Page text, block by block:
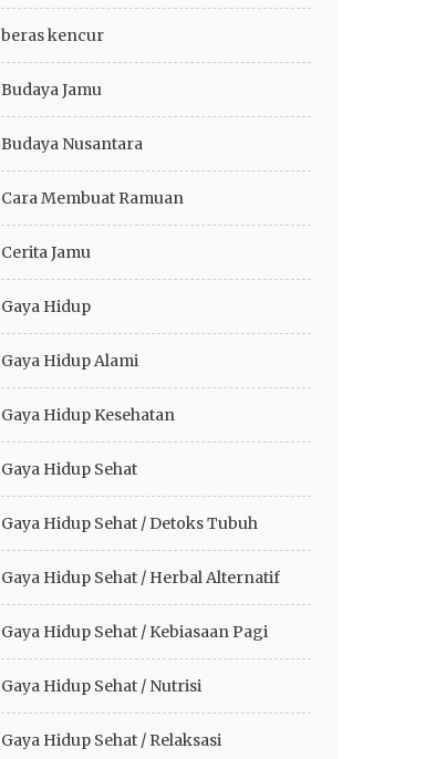
beras kencur
Budaya Jamu
Budaya Nusantara
Cara Membuat Ramuan
Cerita Jamu
Gaya Hidup
Gaya Hidup Alami
Gaya Hidup Kesehatan
Gaya Hidup Sehat
Gaya Hidup Sehat / Detoks Tubuh
Gaya Hidup Sehat / Herbal Alternatif
Gaya Hidup Sehat / Kebiasaan Pagi
Gaya Hidup Sehat / Nutrisi
Gaya Hidup Sehat / Relaksasi